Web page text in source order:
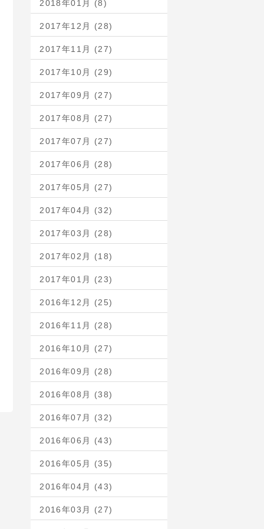
2018年01月 (8)
2017年12月 (28)
2017年11月 (27)
2017年10月 (29)
2017年09月 (27)
2017年08月 (27)
2017年07月 (27)
2017年06月 (28)
2017年05月 (27)
2017年04月 (32)
2017年03月 (28)
2017年02月 (18)
2017年01月 (23)
2016年12月 (25)
2016年11月 (28)
2016年10月 (27)
2016年09月 (28)
2016年08月 (38)
2016年07月 (32)
2016年06月 (43)
2016年05月 (35)
2016年04月 (43)
2016年03月 (27)